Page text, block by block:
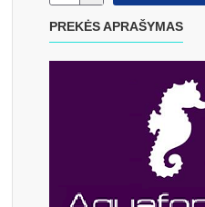
PREKĖS APRAŠYMAS